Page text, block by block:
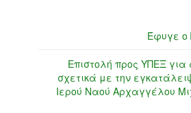
Έφυγε ο
Επιστολή προς ΥΠΕΞ
σχετικά με την
Ιερού Ναού Αρχαγγέλου